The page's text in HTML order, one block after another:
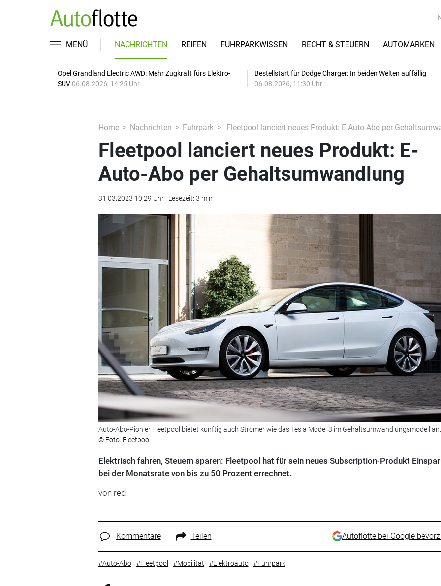
MENÜ NACHRICHTEN REIFEN FUHRPARKWISSEN RECHT & STEUERN AUTOMARKEN
Opel Grandland Electric AWD: Mehr Zugkraft fürs Elektro-
SUV 06.08.2026, 14:25 Uhr
Bestellstart für Dodge Charger: In beiden Welten auffällig
06.08.2026, 11:30 Uhr
Home Nachrichten Fuhrpark Fleetpool lanciert neues Produkt: E-Auto-Abo per
Fleetpool lanciert neues Produkt: E-
Auto-Abo per Gehaltsumwandlung
31.03.2023 10:29 Uhr | Lesezeit: 3 min
Auto-Abo-Pionier Fleetpool bietet künftig auch Stromer wie das Tesla Model 3 im Gehaltsumwandlungsmodell an.
© Foto: Fleetpool
Elektrisch fahren, Steuern sparen: Fleetpool hat für sein neues Subscription-Produkt
bei der Monatsrate von bis zu 50 Prozent errechnet.
von red
Kommentare Teilen Autoflotte bei Google
#Auto-Abo #Fleetpool #Mobilität #Elektroauto #Fuhrpark